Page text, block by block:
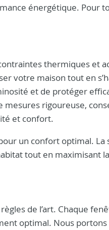
énergétique. Pour
thermiques et
votre maison tout en
et de protéger
mesures rigoureuse,
et confort.
un confort optimal. La
tout en maximisant la
de l’art. Chaque
optimal. Nous portons